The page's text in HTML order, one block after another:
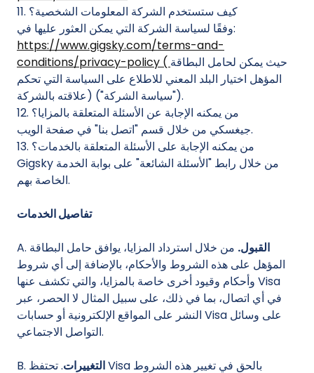
11. كيف ستستخدم الشركة المعلومات الشخصية؟
وفقًا لسياسة الشركة التي يمكن العثور عليها في:
https://www.gigsky.com/terms-and-
conditions/privacy-policy ( حيث يمكن لحامل البطاقة
المؤهل اختيار البلد المعني للاطلاع على السياسة التي تحكم
علاقته بالشركة) ("سياسة الشركة").
12. من يمكنه الإجابة عن الأسئلة المتعلقة بالمزايا؟
جيغسكي من خلال قسم "اتصل بنا" في صفحة الويب.
13. من يمكنه الإجابة على الأسئلة المتعلقة بالخدمات؟
Gigsky من خلال رابط "الأسئلة الشائعة" على بوابة الخدمة
الخاصة بهم.
تفاصيل الخدمات
A. القبول. من خلال استرداد المزايا، يوافق حامل البطاقة
المؤهل على هذه الشروط والأحكام، بالإضافة إلى أي شروط
وأحكام وقيود أخرى خاصة بالمزايا، والتي تكشف عنها Visa
في أي اتصال، بما في ذلك، على سبيل المثال لا الحصر، عبر
النشر على المواقع الإلكترونية أو حسابات Visa على وسائل
التواصل الاجتماعي.
B. التغييرات. تحتفظ Visa بالحق في تغيير هذه الشروط